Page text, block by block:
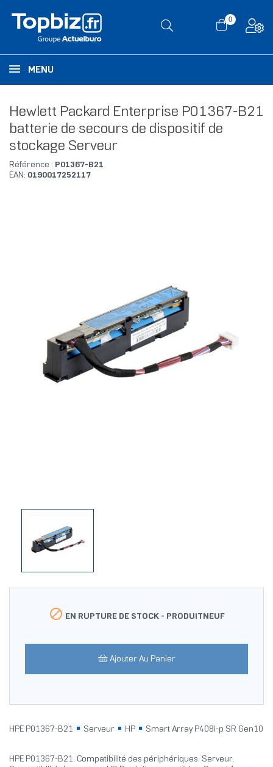
0
MENU
Hewlett Packard Enterprise P01367-B21
batterie de secours de dispositif de
stockage Serveur
Référence : P01367-B21
EAN: 0190017252117
 EN RUPTURE DE STOCK - PRODUITNEUF
Ajouter Au Panier
HPE P01367-B21 Serveur HP Smart Array P408i-p SR Gen10
HPE P01367-B21. Compatibilité des périphériques: Serveur,